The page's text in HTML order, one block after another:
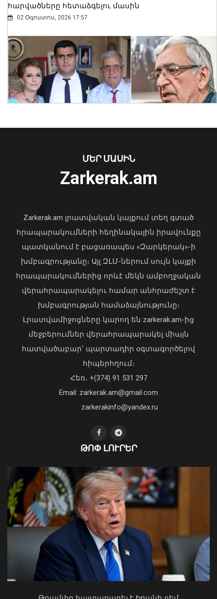
Ուկրաինական ԱԹՍ–ները հարձակվել
են Եկատերինբուրգում գործող
շուրջ, որը գոյություն չունի․
անհարգալից կլինի մեր ժողովրդի
նկատմամբ. վարչապետ
գործադրմամբ հանցագործություններ
չեն գրանցվել. ՆԳ նախարարն
ամփոփել է 2026-ի առաջին
կիսամյակի աշխատանքը
07 Օգոստոս, 2026 10:35
հարվածները հետաձգելու մասին
02 Օգոստոս, 2026 17:57
«Պարտվեցինք դաժան հիվանդության
04 Օգոստոս, 2026 19:12
Վարչապետ Փաշինյանն այցելել է
«ԷԼԵՎԵՅԹ ԷՅԱՅ» արհեստական
բանականության գործարան
Ի՞նչ ուղերձ էր ոտքի չկանգնելը.
Աղաջանյանը` ընդդիմությանը
ՄԵՐ ՄԱՍԻՆ
Zarkerak.am
Zarkerak.am լրատվական կայքում տեղ գտած
հրապարակումների հեղինակային իրավունքը
պատկանում է բացառապես «Զարկերակ»-ի
խմբագրությանը։ Այլ ԶԼՄ-ներում սույն կայքի
հրապարակումներից որևէ մեկն ամբողջական
վերահրապարակելու համար անհրաժեշտ է
խմբագրության համաձայնությունը։
Լրատվամիջոցները կարող են zarkerak.am-ից
մեջբերումներ վերահրապարակել միայն
հատվածաբար՝ պարտադիր օգտագործելով
հիպերհղում։
Հեռ․ +(374) 91 531 297
Email: zarkerak.am@gmail.com
zarkerakinfo@yandex.ru
ԹՈՓ ԼՈՒՐԵՐ